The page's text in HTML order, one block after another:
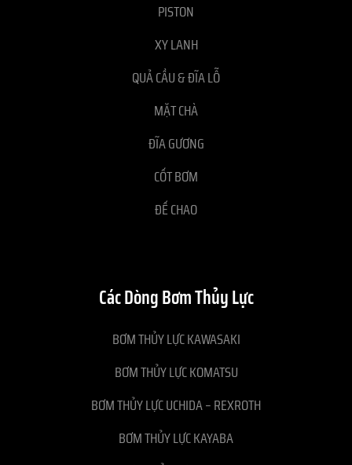
PISTON
XY LANH
QUẢ CẦU & ĐĨA LỖ
MẶT CHÀ
ĐĨA GƯƠNG
CỐT BƠM
ĐẾ CHAO
Các Dòng Bơm Thủy Lực
BƠM THỦY LỰC KAWASAKI
BƠM THỦY LỰC KOMATSU
BƠM THỦY LỰC UCHIDA – REXROTH
BƠM THỦY LỰC KAYABA